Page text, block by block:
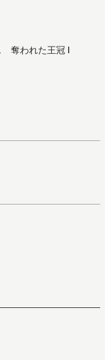
奪われた王冠 I